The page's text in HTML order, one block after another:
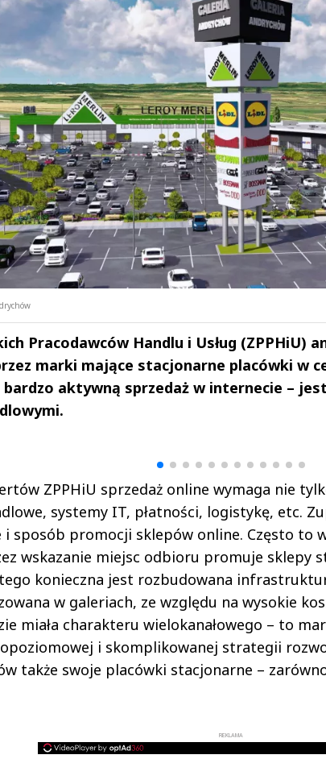
Pracodawców Handlu i Usług (ZPPHiU)
marki mające stacjonarne placówki w
bardzo aktywną sprzedaż w internecie –
ZPPHiU sprzedaż online wymaga nie
systemy IT, płatności, logistykę, etc.
sposób promocji sklepów online. Często to
wskazanie miejsc odbioru promuje sklepy
konieczna jest rozbudowana
w galeriach, ze względu na wysokie
miała charakteru wielokanałowego – to
i skomplikowanej strategii
także swoje placówki stacjonarne –
REKLAMA